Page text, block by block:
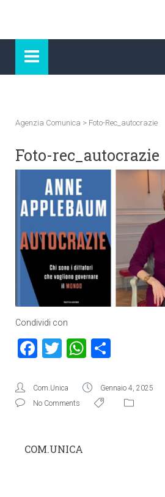
Agenzia Comunica > Foto-Rec_autocrazie
Foto-rec_autocrazie
Condividi con
Facebook
TwitterWhatsApp
Com.Unica Gennaio 4, 2025
No Comments
COM.UNICA